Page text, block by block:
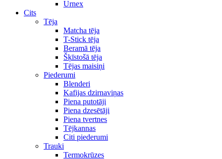
Urnex
Cits
Tēja
Matcha tēja
T-Stick tēja
Beramā tēja
Šķīstošā tēja
Tējas maisiņi
Piederumi
Blenderi
Kafijas dzirnaviņas
Piena putotāji
Piena dzesētāji
Piena tvertnes
Tējkannas
Citi piederumi
Trauki
Termokrūzes